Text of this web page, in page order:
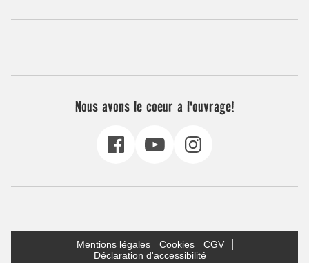
Nous avons le coeur a l'ouvrage!
Mentions légales Cookies
CGV
Déclaration d'accessibilité